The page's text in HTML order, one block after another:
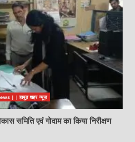
|| हापुड़ शहर न्यूज़
समिति एवं गोदाम का किया निरीक्षण